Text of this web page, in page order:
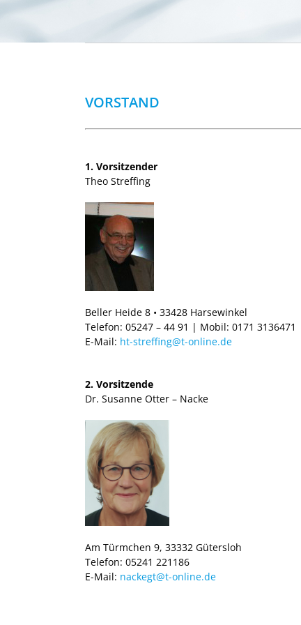
VORSTAND
1. Vorsitzender
Theo Streffing
Beller Heide 8 • 33428 Harsewinkel
Telefon: 05247 – 44 91 | Mobil: 0171 3136471
E-Mail: ht-streffing@t-online.de
2. Vorsitzende
Dr. Susanne Otter – Nacke
Am Türmchen 9, 33332 Gütersloh
Telefon: 05241 221186
E-Mail: nackegt@t-online.de